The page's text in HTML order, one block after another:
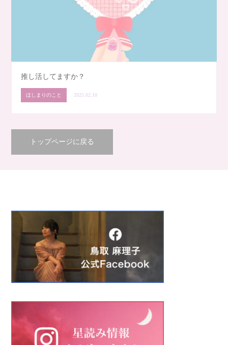
推し活してますか？
ほしまりのこと 2025.02.10
トップページに戻る